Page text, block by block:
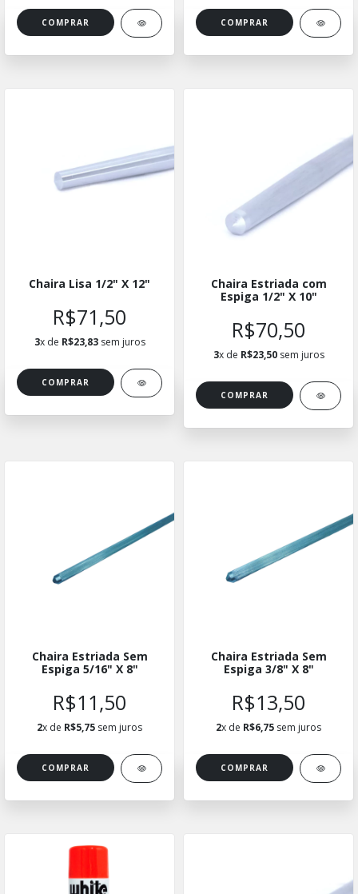
Chaira Lisa 1/2" X 12"
R$71,50
3x de R$23,83sem juros
Chaira Estriada com
Espiga 1/2" X 10"
R$70,50
3x de R$23,50sem juros
Chaira Estriada Sem
Espiga 5/16" X 8"
R$11,50
2x de R$5,75 sem juros
Chaira Estriada Sem
Espiga 3/8" X 8"
R$13,50
2x de R$6,75 sem juros